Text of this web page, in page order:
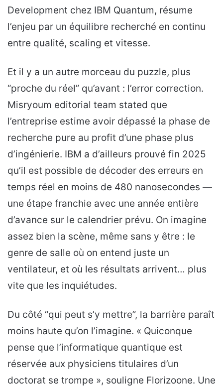
Development chez IBM Quantum, résume
l’enjeu par un équilibre recherché en continu
entre qualité, scaling et vitesse.
Et il y a un autre morceau du puzzle, plus
“proche du réel” qu’avant : l’error correction.
Misryoum editorial team stated que
l’entreprise estime avoir dépassé la phase de
recherche pure au profit d’une phase plus
d’ingénierie. IBM a d’ailleurs prouvé fin 2025
qu’il est possible de décoder des erreurs en
temps réel en moins de 480 nanosecondes —
une étape franchie avec une année entière
d’avance sur le calendrier prévu. On imagine
assez bien la scène, même sans y être : le
genre de salle où on entend juste un
ventilateur, et où les résultats arrivent… plus
vite que les inquiétudes.
Du côté “qui peut s’y mettre”, la barrière paraît
moins haute qu’on l’imagine. « Quiconque
pense que l’informatique quantique est
réservée aux physiciens titulaires d’un
doctorat se trompe », souligne Florizoone. Une